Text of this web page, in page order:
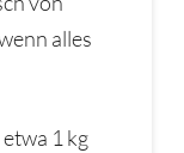
alles
1 kg